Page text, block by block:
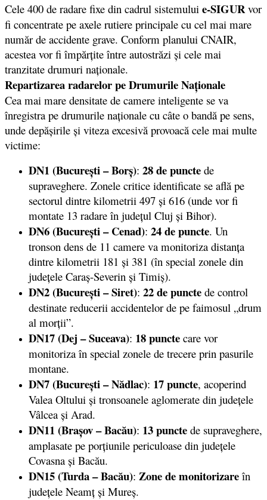
Cele 400 de radare fixe din cadrul sistemului e-SIGURvor
fi concentrate pe axele rutiere principale cu cel mai mare
număr de accidente grave. Conform planului CNAIR,
acestea vor fi împărțite între autostrăzi și cele mai
tranzitate drumuri naționale.
Repartizarea radarelor pe Drumurile Naționale
Cea mai mare densitate de camere inteligente se va
înregistra pe drumurile naționale cu câte o bandă pe sens,
unde depășirile și viteza excesivă provoacă cele mai multe
victime:
DN1 (București – Borș): 28 de puncte de
supraveghere. Zonele critice identificate se află pe
sectorul dintre kilometrii 497 și 616 (unde vor fi
montate 13 radare în județul Cluj și Bihor).
DN6 (București – Cenad): 24 de puncte. Un
tronson dens de 11 camere va monitoriza distanța
dintre kilometrii 181 și 381 (în special zonele din
județele Caraș-Severin și Timiș).
DN2 (București – Siret): 22 de puncte de control
destinate reducerii accidentelor de pe faimosul „drum
al morții”.
DN17(Dej – Suceava): 18 puncte care vor
monitoriza în special zonele de trecere prin pasurile
montane.
DN7 (București – Nădlac): 17 puncte, acoperind
Valea Oltului și tronsoanele aglomerate din județele
Vâlcea și Arad.
DN11(Brașov – Bacău): 13 puncte de supraveghere,
amplasate pe porțiunile periculoase din județele
Covasna și Bacău.
DN15(Turda – Bacău): Zone de monitorizare în
județele Neamț și Mureș.